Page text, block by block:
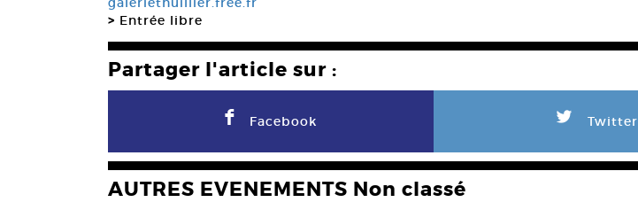
> Entrée libre
Partager l'article sur :
F Facebook L Twitter
AUTRES EVENEMENTS Non classé